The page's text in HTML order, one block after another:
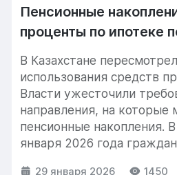
Пенсионные
проценты по ипотеке
В Казахстане
использования средств
Власти ужесточили
направления, на которые
пенсионные накопления. В
января 2026 года
29 января 2026 1450